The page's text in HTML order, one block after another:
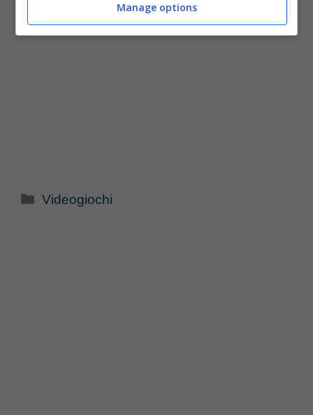
Categorie
Videogiochi
Manage options